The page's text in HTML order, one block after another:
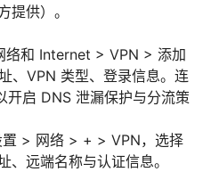
提供）。
络和 Internet > VPN > 添加
、VPN 类型、登录信息。连
开启 DNS 泄漏保护与分流策
置 > 网络 > + > VPN，选择
、远端名称与认证信息。